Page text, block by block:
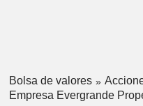
Bolsa de valores
Empresa Evergrande